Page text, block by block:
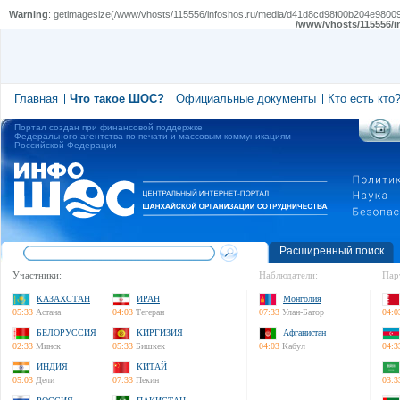
Warning: getimagesize(/www/vhosts/115556/infoshos.ru/media/
/www/vhosts/
Главная Что такое ШОС? Официальные документы Кто есть кто?
Портал создан при финансовой поддержке
Федерального агентства по печати и массовым коммуникациям
Российской Федерации
Расширенный поиск
Участники:
КАЗАХСТАН
05:33 Астана
ИРАН
04:03 Тегеран
БЕЛОРУССИЯ
02:33 Минск
КИРГИЗИЯ
05:33 Бишкек
ИНДИЯ
05:03 Дели
КИТАЙ
07:33 Пекин
Наблюдатели:
Монголия
07:33 Улан-Батор
Афганистан
04:03 Кабул